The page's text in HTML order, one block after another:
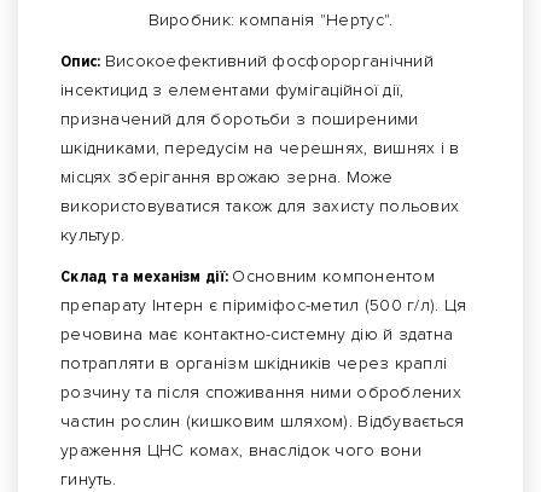
Виробник: компанія "Нертус".
Опис: Високоефективний фосфорорганічний
інсектицид з елементами фумігаційної дії,
призначений для боротьби з поширеними
шкідниками, передусім на черешнях, вишнях і в
місцях зберігання врожаю зерна. Може
використовуватися також для захисту польових
культур.
Склад та механізм дії: Основним компонентом
препарату Інтерн є піриміфос-метил (500 г/л). Ця
речовина має контактно-системну дію й здатна
потрапляти в організм шкідників через краплі
розчину та після споживання ними оброблених
частин рослин (кишковим шляхом). Відбувається
ураження ЦНС комах, внаслідок чого вони
гинуть.